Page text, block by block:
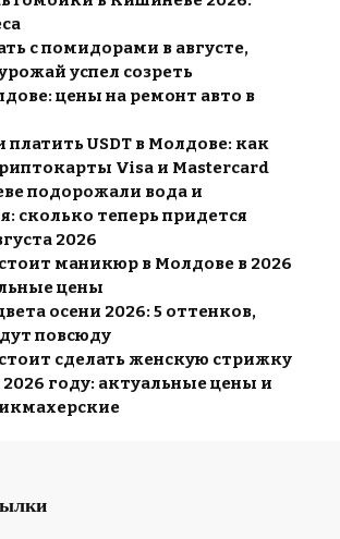
с помидорами в августе,
успел созреть
цены на ремонт авто в
USDT в Молдове: как
Visa и Mastercard
подорожали вода и
сколько теперь придется
2026
маникюр в Молдове в 2026
цены
осени 2026: 5 оттенков,
повсюду
сделать женскую стрижку
году: актуальные цены и